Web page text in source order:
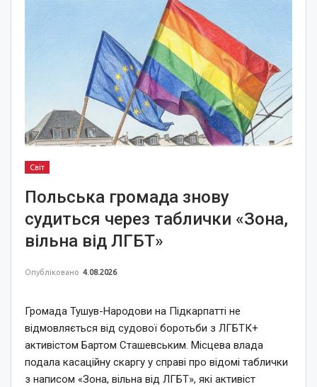
Світ
Польська громада знову
судиться через таблички «Зона,
вільна від ЛГБТ»
Опубліковано 4.08.2026
Громада Тушув-Народови на Підкарпатті не
відмовляється від судової боротьби з ЛГБТК+
активістом Бартом Сташевським. Місцева влада
подала касаційну скаргу у справі про відомі таблички
з написом «Зона, вільна від ЛГБТ», які активіст